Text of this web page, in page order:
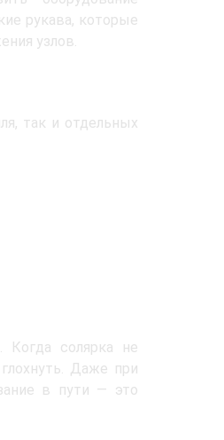
рукава, которые
узлов.
так и отдельных
Когда солярка не
Даже при
в пути — это